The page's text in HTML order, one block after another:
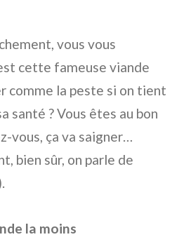
vous vous
cette fameuse viande
comme la peste si on tient
santé ? Vous êtes au bon
vous, ça va saigner…
bien sûr, on parle de
la moins